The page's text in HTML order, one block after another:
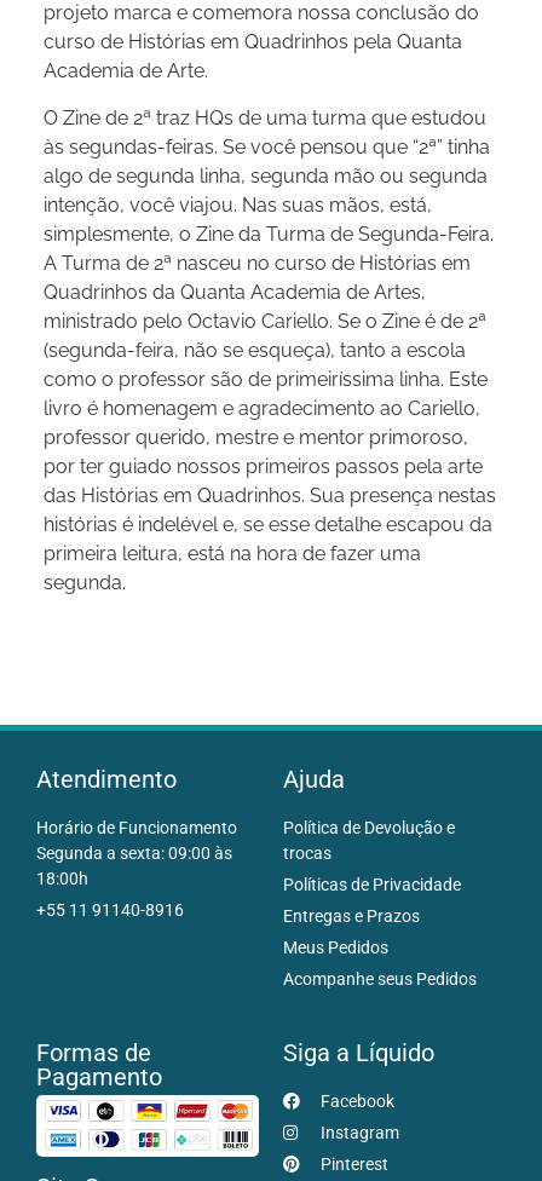
projeto marca e comemora nossa conclusão do
curso de Histórias em Quadrinhos pela Quanta
Academia de Arte.
O Zine de 2ª traz HQs de uma turma que estudou
às segundas-feiras. Se você pensou que “2ª” tinha
algo de segunda linha, segunda mão ou segunda
intenção, você viajou. Nas suas mãos, está,
simplesmente, o Zine da Turma de Segunda-Feira.
A Turma de 2ª nasceu no curso de Histórias em
Quadrinhos da Quanta Academia de Artes,
ministrado pelo Octavio Cariello. Se o Zine é de 2ª
(segunda-feira, não se esqueça), tanto a escola
como o professor são de primeiríssima linha. Este
livro é homenagem e agradecimento ao Cariello,
professor querido, mestre e mentor primoroso,
por ter guiado nossos primeiros passos pela arte
das Histórias em Quadrinhos. Sua presença nestas
histórias é indelével e, se esse detalhe escapou da
primeira leitura, está na hora de fazer uma
segunda.
Atendimento
Horário de Funcionamento
Segunda a sexta: 09:00 às
18:00h
+55 11 91140-8916
Ajuda
Política de Devolução e
trocas
Políticas de Privacidade
Entregas e Prazos
Meus Pedidos
Acompanhe seus Pedidos
Formas de
Pagamento
Siga a Líquido
Facebook
Instagram
Pinterest